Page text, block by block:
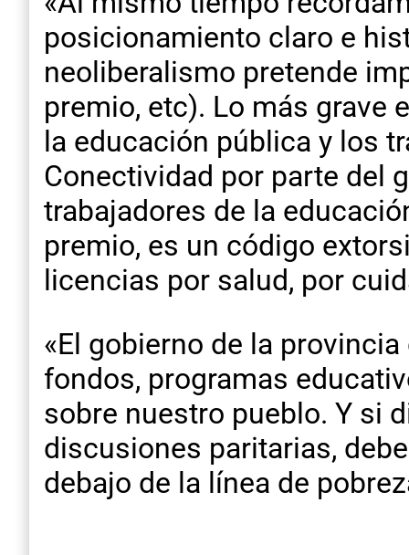
posicionamiento claro e
neoliberalismo pretende
premio, etc). Lo más grave
la educación pública y los
Conectividad por parte del
trabajadores de la
premio, es un código
licencias por salud, por
«El gobierno de la
fondos, programas
sobre nuestro pueblo. Y si
discusiones paritarias,
debajo de la línea de